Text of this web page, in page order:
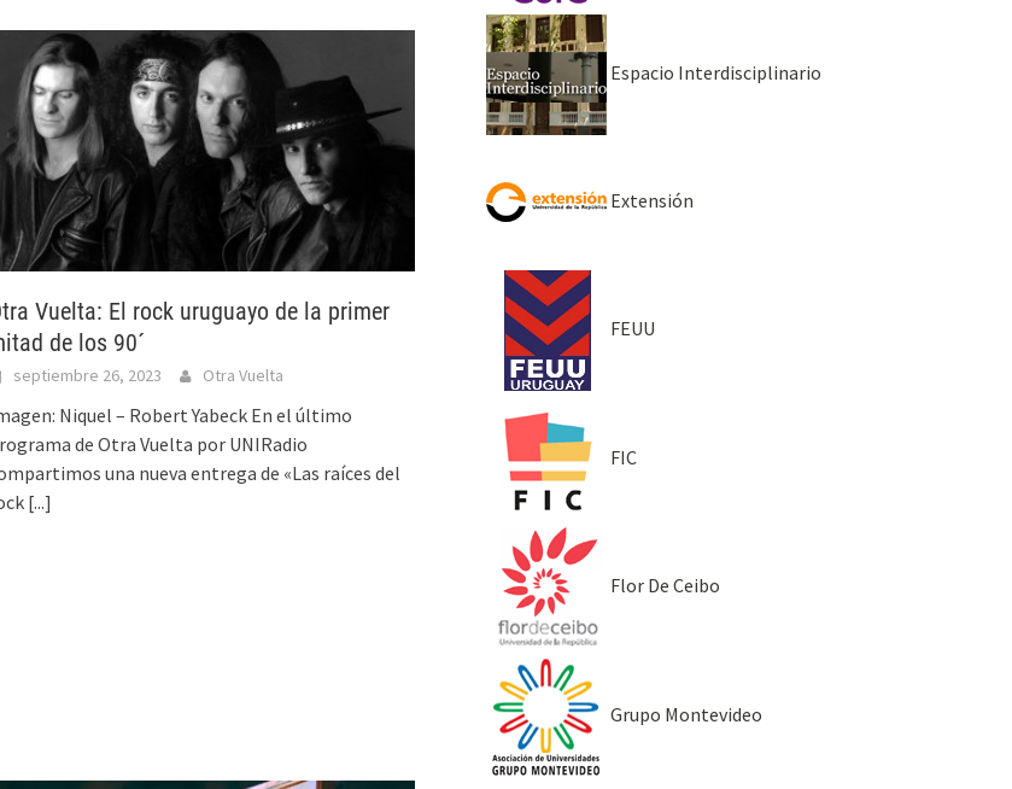
Vuelta: El rock uruguayo de la primer
de los 90´
septiembre 26, 2023 Otra Vuelta
Niquel – Robert Yabeck En el último
de Otra Vuelta por UNIRadio
una nueva entrega de «Las raíces del
[...]
Espacio Interdisciplinario
Extensión
FEUU
FIC
Flor De Ceibo
Grupo Montevideo